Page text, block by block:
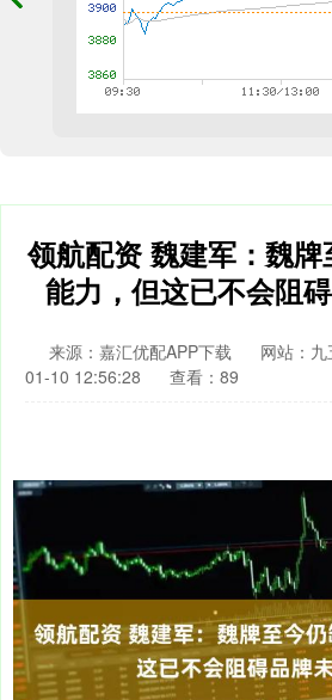
领航配资 魏建军：魏
能力，但这已不会阻
来源：嘉汇优配APP下载 网站：九
01-10 12:56:28
查看：89